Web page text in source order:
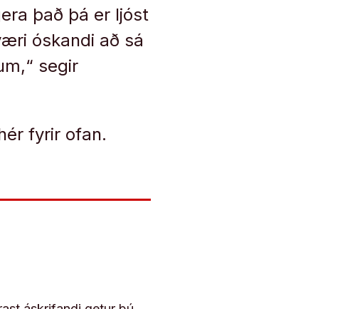
það þá er ljóst
óskandi að sá
segir
fyrir ofan.